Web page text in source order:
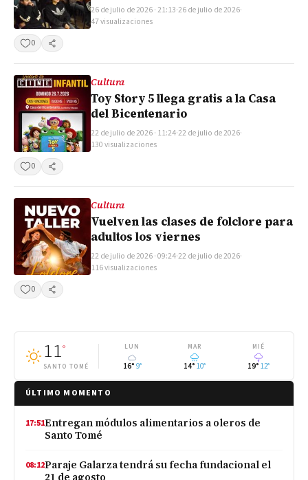
26 de julio de 2026 · 21:13·26 de julio de 2026·
47 visualizaciones
0
Compartir
Cultura
Toy Story 5 llega gratis a la Casa
del Bicentenario
22 de julio de 2026 · 11:24·22 de julio de 2026·
130 visualizaciones
0
Compartir
Cultura
Vuelven las clases de folclore para
adultos los viernes
22 de julio de 2026 · 09:24·22 de julio de 2026·
116 visualizaciones
0
Compartir
11°
SANTO TOMÉ
LUN
16° 9°
MAR
14° 10°
MIÉ
19° 12°
ÚLTIMO MOMENTO
17:51Entregan módulos alimentarios a oleros de
Santo Tomé
08:12Paraje Galarza tendrá su fecha fundacional el